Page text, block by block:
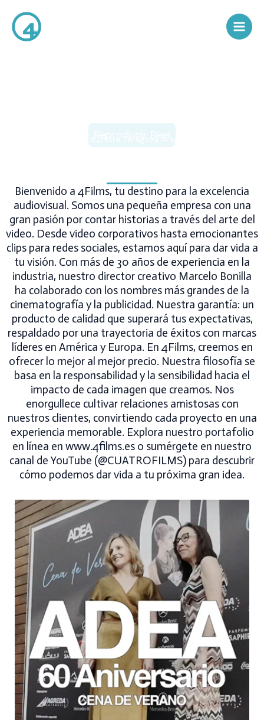
contenido
Main
Bienvenido a 4Films, tu destino para la excelencia
audiovisual. Somos una pequeña empresa con una
gran pasión por contar historias a través del arte del
video. Desde video corporativos hasta emocionantes
clips para redes sociales, estamos aquí para dar vida a
tu visión. Con más de 30 años de experiencia en la
industria, nuestro director creativo Marcelo Bonilla
ha colaborado con los nombres más grandes de la
cinematografía y la publicidad. Nuestra garantía: un
producto de calidad que superará tus expectativas,
respaldado por una trayectoria de éxitos con marcas
líderes en América y Europa. En 4Films, creemos en
ofrecer lo mejor al mejor precio. Nuestra filosofía se
basa en la responsabilidad y la sensibilidad hacia el
impacto de cada imagen que creamos. Nos
enorgullece cultivar relaciones amistosas con
nuestros clientes, convirtiendo cada proyecto en una
experiencia memorable. Explora nuestro portafolio
en línea en www.4films.es o sumérgete en nuestro
canal de YouTube (@CUATROFILMS) para descubrir
cómo podemos dar vida a tu próxima gran idea.